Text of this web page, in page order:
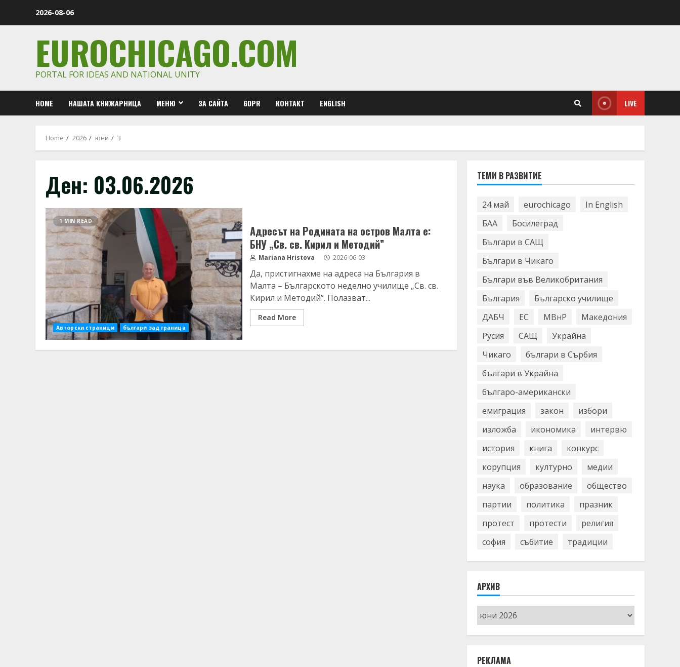
2026-08-06
EUROCHICAGO.COM
PORTAL FOR IDEAS AND NATIONAL UNITY
HOME НАШАТА КНИЖАРНИЦА МЕНЮ ЗА САЙТА GDPR КОНТАКТ ENGLISH LIVE
Home 2026 юни 3
Ден: 03.06.2026
1 MIN READ
Авторски страници българи зад граница
Адресът на Родината на остров Малта е:
БНУ „Св. св. Кирил и Методий”
Mariana Hristova 2026-06-03
Да, пристигнахме на адреса на България в
Малта – Българското неделно училище „Св. св.
Кирил и Методий”. Полазват...
Read More
ТЕМИ В РАЗВИТИЕ
24 май eurochicago
In English
БАА
Босилеград
Българи в САЩ
Българи в Чикаго
Българи във Великобритания
България
Българско училище
ДАБЧ
ЕС МВнР
Македония
Русия
САЩ
Украйна
Чикаго
българи в Сърбия
българи в Украйна
българо-американски
емиграция
закон
избори
изложба
икономика
интервю
история
книга
конкурс
корупция
културно
медии
наука
образование
общество
партии
политика
празник
протест
протести
религия
софия
събитие традиции
АРХИВ
Архив
РЕКЛАМА